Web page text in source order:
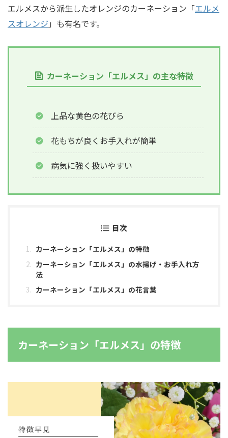
エルメスから派生したオレンジのカーネーション「エルメ
スオレンジ 」も有名です。
カーネーション「エルメス」の主な特徴
上品な黄色の花びら
花もちが良くお手入れが簡単
病気に強く扱いやすい
目次
カーネーション「エルメス」の特徴
カーネーション「エルメス」の水揚げ・お手入れ方
法
カーネーション「エルメス」の花言葉
カーネーション「エルメス」の特徴